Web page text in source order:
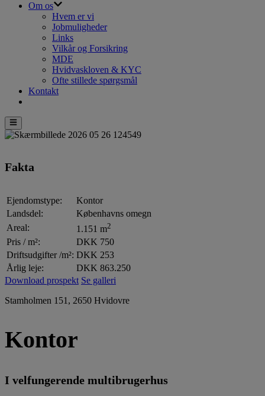
Om os
Hvem er vi
Jobmuligheder
Links
Vilkår og Forsikring
MDE
Hvidvaskloven & KYC
Ofte stillede spørgsmål
Kontakt
Fakta
Ejendomstype:
Kontor
Landsdel:
Københavns omegn
Areal:
1.151 m2
Pris / m²:
DKK 750
Driftsudgifter /m²: DKK 253
Årlig leje:
DKK 863.250
Download prospekt Se galleri
Stamholmen 151, 2650 Hvidovre
Kontor
I velfungerende multibrugerhus